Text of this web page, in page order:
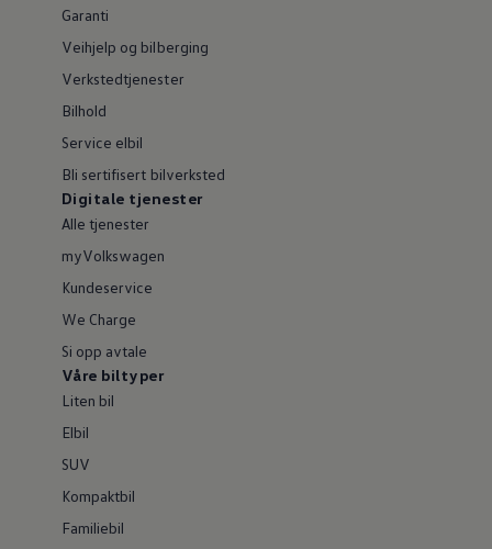
Garanti
Veihjelp og bilberging
Verkstedtjenester
Bilhold
Service elbil
Bli sertifisert bilverksted
Digitale tjenester
Alle tjenester
myVolkswagen
Kundeservice
We Charge
Si opp avtale
Våre biltyper
Liten bil
Elbil
SUV
Kompaktbil
Familiebil